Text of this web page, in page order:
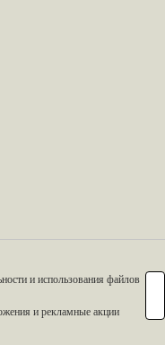
и использования файлов
и рекламные акции